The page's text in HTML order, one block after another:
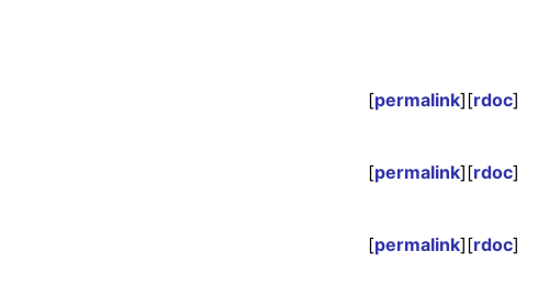
[permalink][rdoc]
[permalink][rdoc]
[permalink][rdoc]